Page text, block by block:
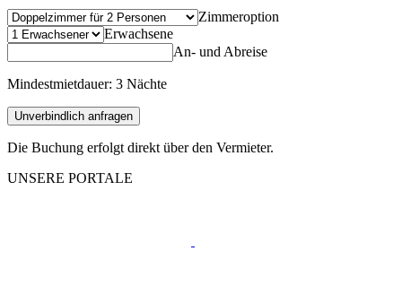
Zimmeroption
Erwachsene
An- und Abreise
Mindestmietdauer: 3 Nächte
Unverbindlich anfragen
Die Buchung erfolgt direkt über den Vermieter.
UNSERE PORTALE